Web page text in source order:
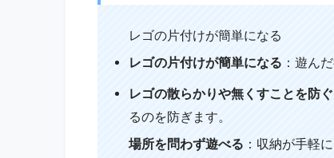
レゴの片付けが簡単になる
レゴの片付けが簡単になる ：遊ん
レゴの散らかりや無くすことを防ぐ
るのを防ぎます。
場所を問わず遊べる ：収納が手軽